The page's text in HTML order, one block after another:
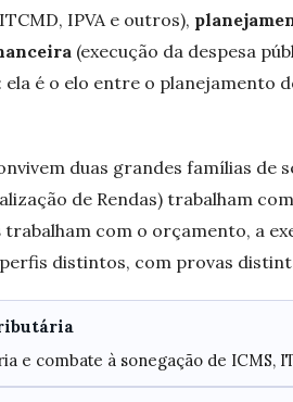
IPVA e outros),
(execução da despesa
é o elo entre o planejamento
duas grandes famílias de
de Rendas) trabalham
trabalham com o orçamento, a
distintos, com provas
e combate à sonegação de ICMS,